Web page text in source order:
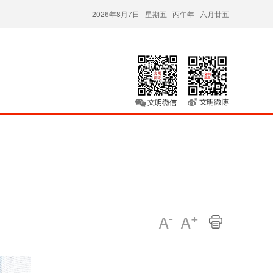
2026年8月7日 星期五 丙午年 六月廿五
A- A+